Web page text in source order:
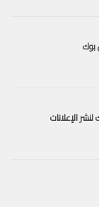
الإعلانات